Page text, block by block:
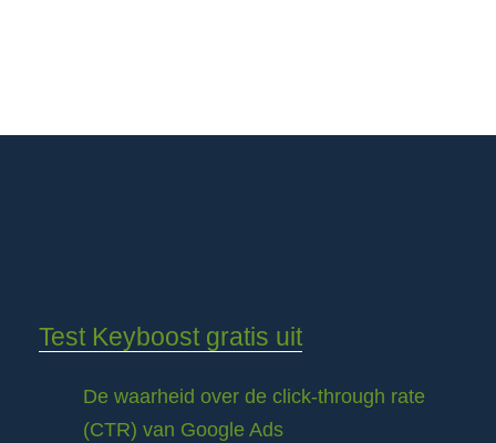
Test Keyboost gratis uit
De waarheid over de click-through rate
(CTR) van Google Ads